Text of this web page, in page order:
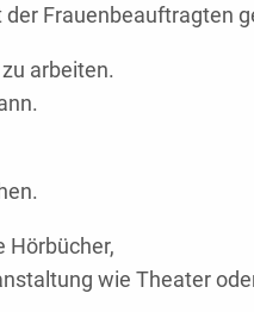
Frauenbeauftragten
arbeiten.
Hörbücher,
wie Theater